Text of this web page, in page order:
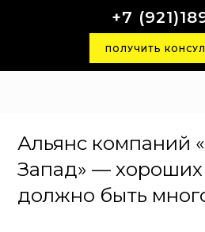
+7
ПОЛУЧИТЬ
Альянс компаний
Запад» — хороших
должно быть